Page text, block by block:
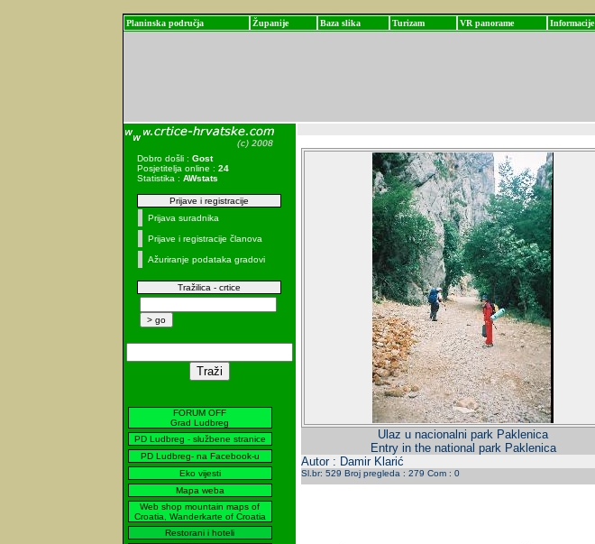
Planinska područja Županije Baza slika Turizam VR panorame Informacije
Dobro došli : Gost
Posjetitelja online : 24
Statistika : AWstats
Prijave i registracije
Prijava suradnika
Prijave i registracije članova
Ažuriranje podataka gradovi
Tražilica - crtice
FORUM OFF
Grad Ludbreg
PD Ludbreg - službene stranice
PD Ludbreg- na Facebook-u
Eko vijesti
Mapa weba
Web shop mountain maps of
Croatia, Wanderkarte of Croatia
Restorani i hoteli
Ulaz u nacionalni park Paklenica
Entry in the national park Paklenica
Autor : Damir Klarić
Sl.br: 529 Broj pregleda : 279 Com : 0